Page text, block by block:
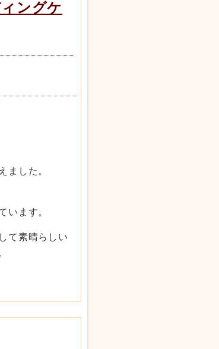
ングケ
ました。
います。
て素晴らしい